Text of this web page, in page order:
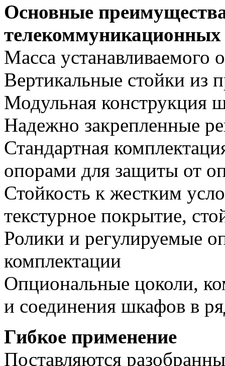
Основные
Масса устанавливаемого
Вертикальные стойки из
Модульная конструкция
Надежно закрепленные
Стандартная
опорами для защиты от
Стойкость к жестким
текстурное покрытие,
Ролики и регулируемые
комплектации
Опциональные цоколи,
и соединения шкафов в
Гибкое применение
Поставляются